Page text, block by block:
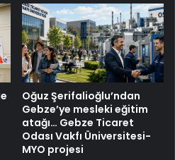
Oğuz Şerifalioğlu’ndan
Gebze’ye mesleki eğitim
atağı… Gebze Ticaret
Odası Vakfı Üniversitesi-
MYO projesi